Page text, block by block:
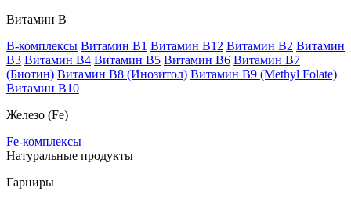
Витамин В
B-комплексы Витамин B1 Витамин B12 Витамин B2 Витамин
B3 Витамин B4 Витамин B5 Витамин B6 Витамин B7
(Биотин) Витамин B8 (Инозитол) Витамин B9 (Methyl Folate)
Витамин В10
Железо (Fe)
Fe-комплексы
Натуральные продукты
Гарниры